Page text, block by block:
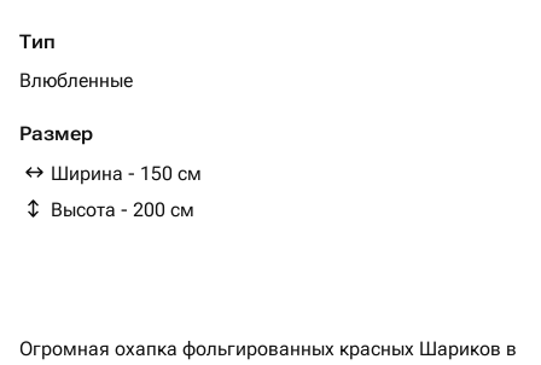
Тип
Влюбленные
Размер
Ширина - 150 см
Высота - 200 см
Огромная охапка фольгированных красных Шариков в